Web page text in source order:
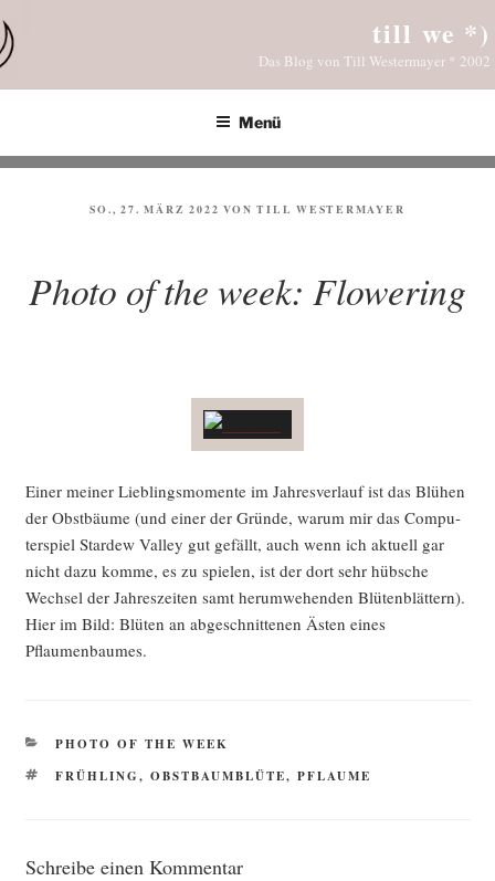
Inhalt
springen
till we *)
Das Blog von Till Westermayer * 2002
Menü
VERÖFFENTLICHT
SO., 27. MÄRZ 2022 VONTILL WESTERMAYER
Photo of the week: Flowering
Einer mei­ner Lieb­lings­mo­men­te im Jah­res­ver­lauf ist das Blü­hen
der Obst­bäu­me (und einer der Grün­de, war­um mir das Com­pu­
ter­spiel Star­dew Val­ley gut gefällt, auch wenn ich aktu­ell gar
nicht dazu kom­me, es zu spie­len, ist der dort sehr hüb­sche
Wech­sel der Jah­res­zei­ten samt her­um­we­hen­den Blü­ten­blät­tern).
Hier im Bild: Blü­ten an abge­schnit­te­nen Ästen eines
Pflaumenbaumes.
KATEGORIEN
PHOTO OF THE WEEK
SCHLAGWÖRTER
FRÜHLING, OBSTBAUMBLÜTE, PFLAUME
Schreibe einen Kommentar